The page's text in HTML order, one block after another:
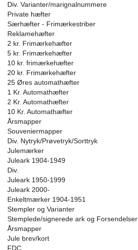
Div. Varianter/marignalnummere
Private hæfter
Særhæfter - Frimærkestriber
Reklamehæfter
2 kr. Frimærkehæfter
5 kr. Frimærkehæfter
10 kr. frimærkehæfter
20 kr. Frimærkehæfter
25 Øres automathæfter
1 Kr. Automathæfter
2 Kr. Automathæfter
10 Kr. Automathæfter
Årsmapper
Souveniermapper
Div. Nytryk/Prøvetryk/Sorttryk
Julemærker
Juleark 1904-1949
Div.
Juleark 1950-1999
Juleark 2000-
Enkeltmærker 1904-1951
Stempler og Varianter
Stemplede/signerede ark og Forsendelser
Årsmapper
Jule brev/kort
FDC